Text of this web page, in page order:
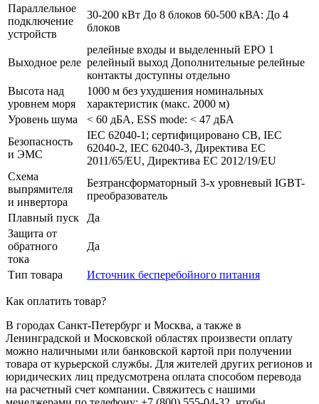
Параллельное
подключение
устройств
30-200 кВт До 8 блоков 60-500 кВА: До 4
блоков
Выходное реле
релейные входы и выделенный EPO 1
релейный выход Дополнительные релейные
контакты доступны отдельно
Высота над
уровнем моря
1000 м без ухудшения номинальных
характеристик (макс. 2000 м)
Уровень шума
< 60 дБA, ESS mode: < 47 дБA
Безопасность
и ЭМС
IEC 62040-1; сертифицировано CB, IEC
62040-2, IEC 62040-3, Директива ЕС
2011/65/EU, Директива ЕС 2012/19/EU
Схема
выпрямителя
и инвертора
Безтрансформаторный 3-х уровневый IGBT-
преобразователь
Плавный пуск
Да
Защита от
обратного
тока
Да
Тип товара Источник бесперебойного питания
Как оплатить товар?
В городах Санкт-Петербург и Москва, а также в
Ленинградской и Московской областях произвести оплату
можно наличными или банковской картой при получении
товара от курьерской службы. Для жителей других регионов и
юридических лиц предусмотрена оплата способом перевода
на расчетный счет компании. Свяжитесь с нашими